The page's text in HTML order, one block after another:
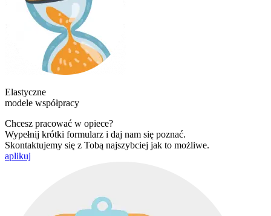
Elastyczne
modele współpracy
Chcesz pracować w opiece?
Wypełnij krótki formularz i daj nam się poznać.
Skontaktujemy się z Tobą najszybciej jak to możliwe.
aplikuj